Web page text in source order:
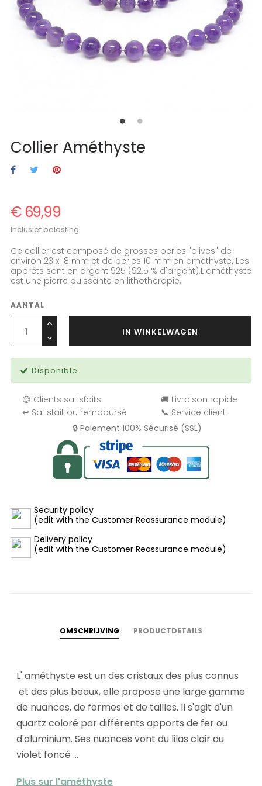
Collier Améthyste
€ 69,99
Inclusief belasting
Ce collier est composé de grosses perles "olives" de
environ 23 x 18 mm et de perles 10 mm en améthyste. Les
apprêts sont en argent 925 (92.5 % d'argent).L'améthyste
est une pierre puissante en lithothérapie.
AANTAL
IN WINKELWAGEN
Disponible
😊 Clients satisfaits
🚚 Livraison rapide
↩️ Satisfait ou remboursé
📞 Service client
🔒 Paiement 100% Sécurisé (SSL)
Security policy
(edit with the Customer Reassurance module)
Delivery policy
(edit with the Customer Reassurance module)
OMSCHRIJVING PRODUCTDETAILS
L' améthyste est un des cristaux des plus connus
et des plus beaux, elle propose une large gamme
de nuances, de formes et de tailles. Il s'agit d'un
quartz coloré par différents apports de fer ou
d'aluminium. Ses nuances vont du lilas clair au
violet foncé ...
Plus sur l'améthyste